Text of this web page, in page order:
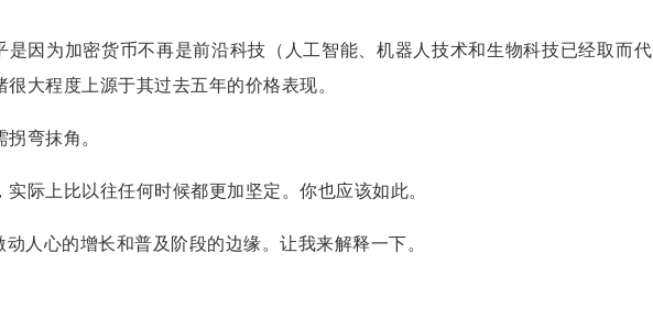
因为加密货币不再是前沿科技（人工智能、机器人技术和生物科技已经取而代
大程度上源于其过去五年的价格表现。
弯抹角。
际上比以往任何时候都更加坚定。你也应该如此。
人心的增长和普及阶段的边缘。让我来解释一下。